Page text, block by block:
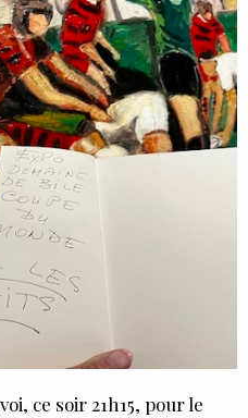
ce soir 21h15, pour le